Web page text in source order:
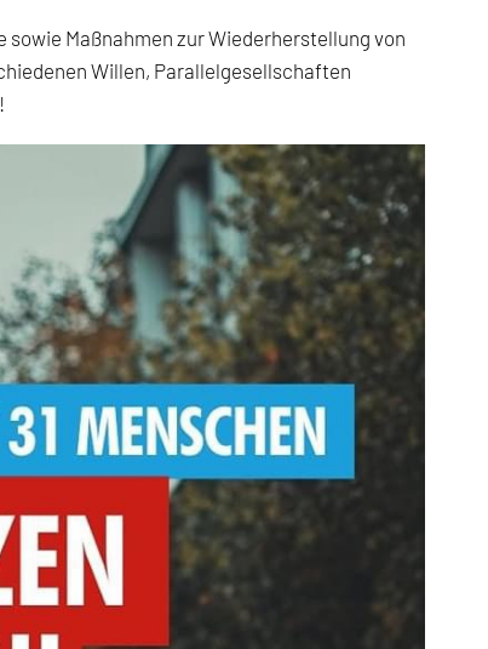
Maßnahmen zur Wiederherstellung von
Willen, Parallelgesellschaften